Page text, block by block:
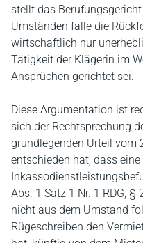
stellt das
Umständen falle die
wirtschaftlich nur
Tätigkeit der Klägerin im
Ansprüchen gerichtet sei.
Diese Argumentation ist
sich der Rechtsprechung
grundlegenden Urteil vom
entschieden hat, dass
Abs. 1 Satz 1 Nr. 1 RDG, §
nicht aus dem Umstand
Rügeschreiben den